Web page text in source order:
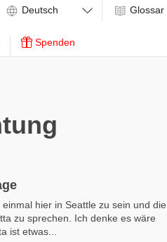
Spenden
Glossar
hier in Seattle zu sein und die
zu sprechen. Ich denke es wäre
ist etwas...